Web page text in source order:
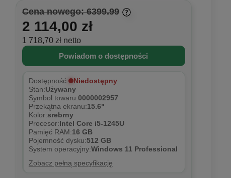
Cena nowego: 6399.99
2 114,00 zł
1 718,70 zł netto
Powiadom o dostępności
Dostępność:
Niedostępny
Stan:Używany
Symbol towaru:0000002957
Przekątna ekranu:15.6"
Kolor:srebrny
Procesor: Intel Core i5-1245U
Pamięć RAM:16 GB
Pojemność dysku:512 GB
System operacyjny:Windows 11 Professional
Zobacz pełną specyfikację